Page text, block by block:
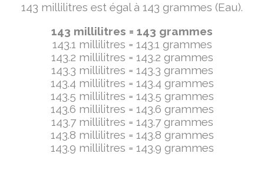
143 millilitres est égal à 143 grammes (Eau).
143 millilitres = 143 grammes
143.1 millilitres = 143.1 grammes
143.2 millilitres = 143.2 grammes
143.3 millilitres = 143.3 grammes
143.4 millilitres = 143.4 grammes
143.5 millilitres = 143.5 grammes
143.6 millilitres = 143.6 grammes
143.7 millilitres = 143.7 grammes
143.8 millilitres = 143.8 grammes
143.9 millilitres = 143.9 grammes